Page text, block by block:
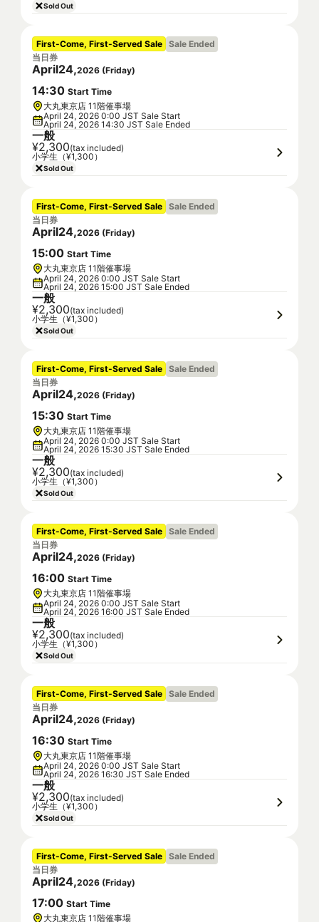
Sold Out
First-Come, First-Served Sale Sale Ended
当日券
April24,2026 (Friday)
14:30 Start Time
大丸東京店 11階催事場
April 24, 2026 0:00 JST Sale Start
April 24, 2026 14:30 JST Sale Ended
一般
¥2,300(tax included)
小学生（¥1,300）
Sold Out
First-Come, First-Served Sale Sale Ended
当日券
April24,2026 (Friday)
15:00 Start Time
大丸東京店 11階催事場
April 24, 2026 0:00 JST Sale Start
April 24, 2026 15:00 JST Sale Ended
一般
¥2,300(tax included)
小学生（¥1,300）
Sold Out
First-Come, First-Served Sale Sale Ended
当日券
April24,2026 (Friday)
15:30 Start Time
大丸東京店 11階催事場
April 24, 2026 0:00 JST Sale Start
April 24, 2026 15:30 JST Sale Ended
一般
¥2,300(tax included)
小学生（¥1,300）
Sold Out
First-Come, First-Served Sale Sale Ended
当日券
April24,2026 (Friday)
16:00 Start Time
大丸東京店 11階催事場
April 24, 2026 0:00 JST Sale Start
April 24, 2026 16:00 JST Sale Ended
一般
¥2,300(tax included)
小学生（¥1,300）
Sold Out
First-Come, First-Served Sale Sale Ended
当日券
April24,2026 (Friday)
16:30 Start Time
大丸東京店 11階催事場
April 24, 2026 0:00 JST Sale Start
April 24, 2026 16:30 JST Sale Ended
一般
¥2,300(tax included)
小学生（¥1,300）
Sold Out
First-Come, First-Served Sale Sale Ended
当日券
April24,2026 (Friday)
17:00 Start Time
大丸東京店 11階催事場